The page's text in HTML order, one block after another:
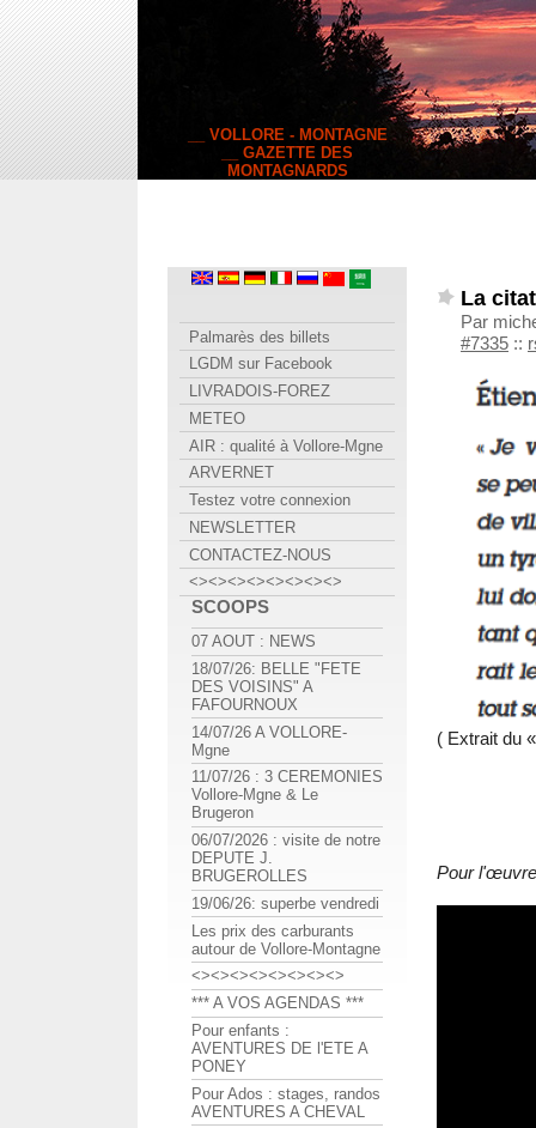
__ VOLLORE - MONTAGNE
__ GAZETTE DES
MONTAGNARDS
La
Par
#7335 ::
( Extrait du
Pour
Palmarès des billets
LGDM sur Facebook
LIVRADOIS-FOREZ
METEO
AIR : qualité à Vollore-Mgne
ARVERNET
Testez votre connexion
NEWSLETTER
CONTACTEZ-NOUS
<><><><><><><><>
SCOOPS
07 AOUT : NEWS
18/07/26: BELLE "FETE
DES VOISINS" A
FAFOURNOUX
14/07/26 A VOLLORE-
Mgne
11/07/26 : 3 CEREMONIES
Vollore-Mgne & Le
Brugeron
06/07/2026 : visite de notre
DEPUTE J.
BRUGEROLLES
19/06/26: superbe vendredi
Les prix des carburants
autour de Vollore-Montagne
<><><><><><><><>
*** A VOS AGENDAS ***
Pour enfants :
AVENTURES DE l'ETE A
PONEY
Pour Ados : stages, randos
AVENTURES A CHEVAL